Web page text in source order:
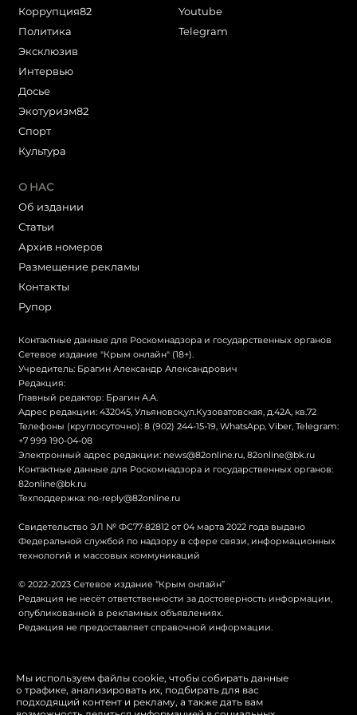
Коррупция82
Политика
Эксклюзив
Интервью
Досье
Экотуризм82
Cпорт
Культура
Youtube
Telegram
О НАС
Об издании
Статьи
Архив номеров
Размещение рекламы
Контакты
Рупор
Контактные данные для Роскомнадзора и государственных органов
Сетевое издание "Крым онлайн" (18+).
Учредитель: Брагин Александр Александрович
Редакция:
Главный редактор: Брагин А.А.
Адрес редакции: 432045, Ульяновск,ул.Кузоватовская, д.42А, кв.72
Телефоны (круглосуточно): 8 (902) 244-15-19, WhatsApp, Viber, Telegram:
+7 999 190-04-08
Электронный адрес редакции: news@82online.ru 82online@bk.ru
Контактные данные для Роскомнадзора и государственных органов:
82online@bk.ru
Техподдержка: no-reply@82online.ru
Свидетельство ЭЛ № ФС77-82812 от 04 марта 2022 года выдано
Федеральной службой по надзору в сфере связи, информационных
технологий и массовых коммуникаций
© 2022-2023 Сетевое издание “Крым онлайн”
Редакция не несёт ответственности за достоверность информации,
опубликованной в рекламных объявлениях.
Редакция не предоставляет справочной информации.
© Крым онлайн
Политика конфиденциальности
Мы используем файлы cookie, чтобы собирать данные
о трафике, анализировать их, подбирать для вас
подходящий контент и рекламу, а также дать вам